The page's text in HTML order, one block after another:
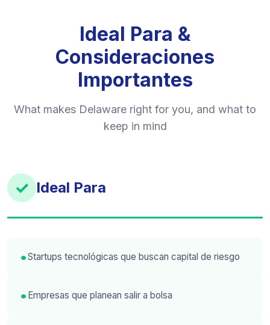
Ideal Para &
Consideraciones
Importantes
What makes Delaware right for you, and what to
keep in mind
✓ Ideal Para
Startups tecnológicas que buscan capital de riesgo
Empresas que planean salir a bolsa